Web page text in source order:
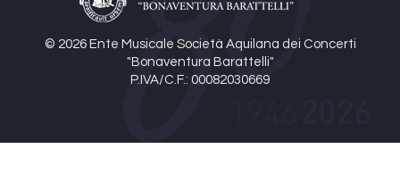
© 2026 Ente Musicale Società Aquilana dei Concerti
"Bonaventura Barattelli"
P.IVA/C.F.: 00082030669